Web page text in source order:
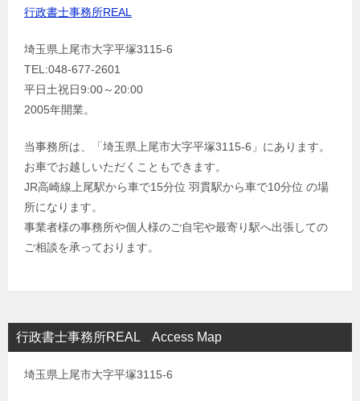
行政書士事務所REAL
埼玉県上尾市大字平塚3115-6
TEL:048-677-2601
平日土祝日9:00～20:00
2005年開業。
当事務所は、「埼玉県上尾市大字平塚3115-6」にあります。
お車でお越しいただくこともできます。
JR高崎線上尾駅から車で15分位 羽貫駅から車で10分位 の場
所になります。
事業者様の事務所や個人様のご自宅や最寄り駅へ出張しての
ご相談を承っております。
行政書士事務所REAL Access Map
埼玉県上尾市大字平塚3115-6